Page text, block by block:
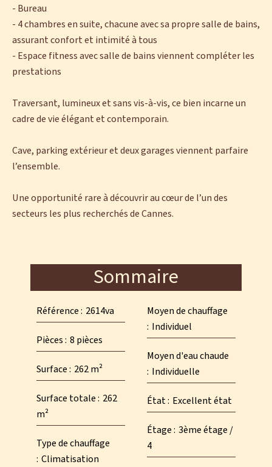
- Bureau
- 4 chambres en suite, chacune avec sa propre salle de bains,
assurant confort et intimité à tous
- Espace fitness avec salle de bains viennent compléter les
prestations
Traversant, lumineux et sans vis-à-vis, ce bien incarne un
cadre de vie élégant et contemporain.
Cave, parking extérieur et deux garages viennent parfaire
l’ensemble.
Une opportunité rare à découvrir au cœur de l’un des
secteurs les plus recherchés de Cannes.
Sommaire
Référence 2614va
Pièces 8 pièces
Surface 262 m²
Surface totale 262
m²
Type de chauffage
Climatisation
Moyen de chauffage
Individuel
Moyen d'eau chaude
Individuelle
État Excellent état
Étage 3ème étage /
4